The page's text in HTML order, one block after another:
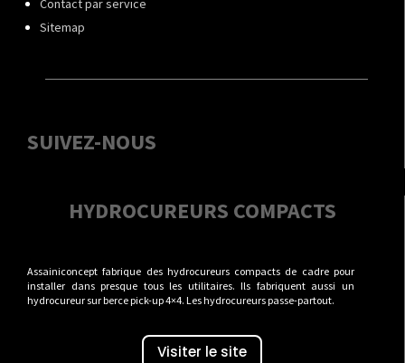
Contact par service
Sitemap
SUIVEZ-NOUS
HYDROCUREURS COMPACTS
Assainiconcept fabrique des hydrocureurs compacts de cadre pour
installer dans presque tous les utilitaires. Ils fabriquent aussi un
hydrocureur sur berce pick-up 4×4. Les hydrocureurs passe-partout.
Visiter le site